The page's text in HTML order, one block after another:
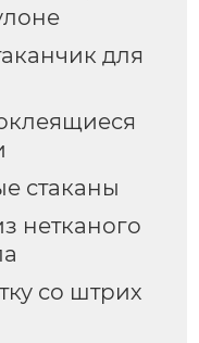
для
стаканы
нетканого
со штрих